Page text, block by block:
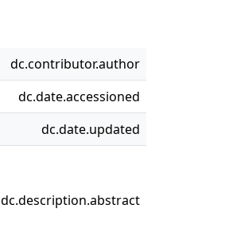
dc.contributor.author
dc.date.accessioned
dc.date.updated
dc.description.abstract